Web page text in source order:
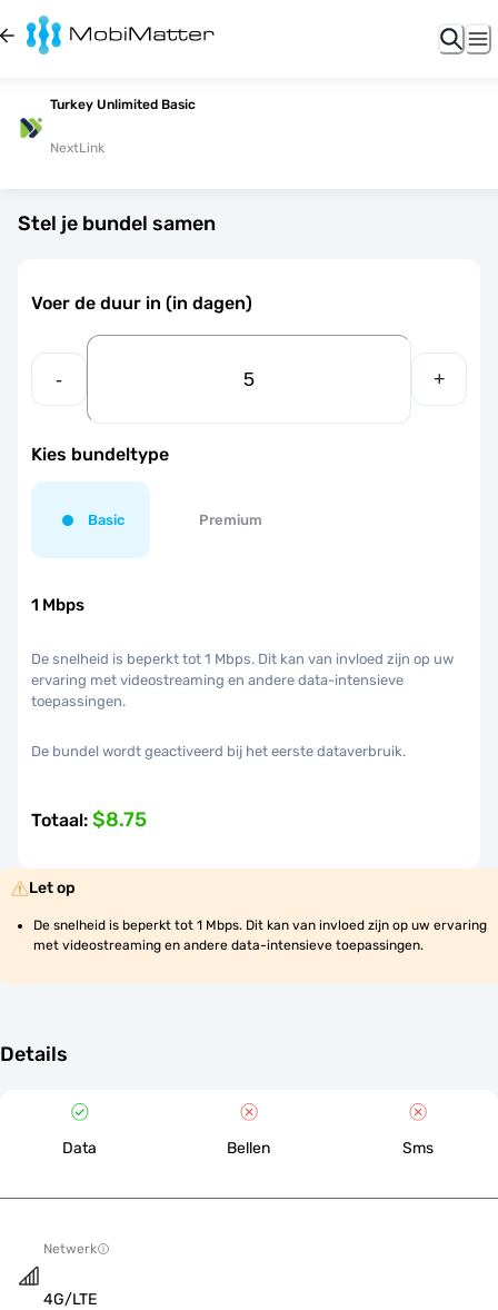
Turkey Unlimited Basic
NextLink
Stel je bundel samen
Voer de duur in (in dagen)
- +
Kies bundeltype
Basic Premium
1 Mbps
De snelheid is beperkt tot 1 Mbps. Dit kan van invloed zijn op uw
ervaring met videostreaming en andere data-intensieve
toepassingen.
De bundel wordt geactiveerd bij het eerste dataverbruik.
Totaal: $8.75
Let op
De snelheid is beperkt tot 1 Mbps. Dit kan van invloed zijn op uw ervaring
met videostreaming en andere data-intensieve toepassingen.
Details
Data Bellen Sms
Netwerk
4G/LTE